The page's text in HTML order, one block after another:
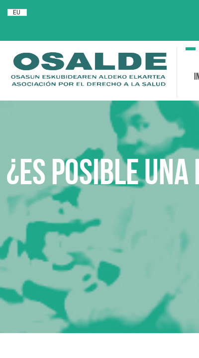
EU
¿Es posible